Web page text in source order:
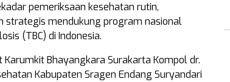
pemeriksaan kesehatan rutin,
strategis mendukung program nasional
(TBC) di Indonesia.
Bhayangkara Surakarta Kompol dr.
Kabupaten Sragen Endang Suryandari